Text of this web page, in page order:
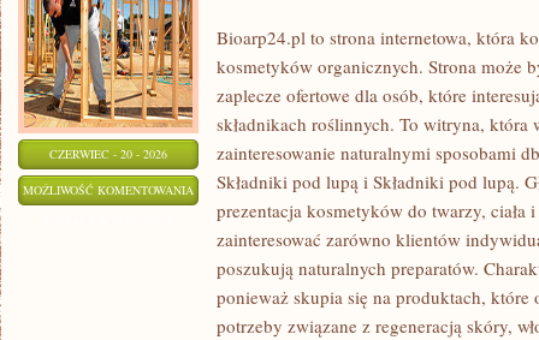
CZERWIEC - 20 - 2026
MOŻLIWOŚĆ KOMENTOWANIA KOSMETYKI
Bioarp24.pl to strona internetowa, która
kosmetyków organicznych. Strona może
zaplecze ofertowe dla osób, które
składnikach roślinnych. To witryna, która
zainteresowanie naturalnymi sposobami
Składniki pod lupą i Składniki pod lupą.
prezentacja kosmetyków do twarzy, ciała
zainteresować zarówno klientów
poszukują naturalnych preparatów.
ponieważ skupia się na produktach, które
potrzeby związane z regeneracją skóry,